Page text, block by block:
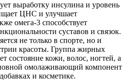
выработку инсулина и уровень
ЦНС и улучшает
омега-3 способствует
суставов и связок.
не только в спорте, но и
красоты. Группа жирных
состояние кожи, волос, ногтей, а
омолаживающий компонент
и косметике.